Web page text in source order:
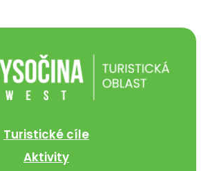
Turistické cíle
Aktivity